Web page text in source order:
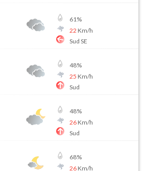
61%
22 Km/h
Sud SE
48%
25 Km/h
Sud
48%
26Km/h
Sud
68%
26Km/h